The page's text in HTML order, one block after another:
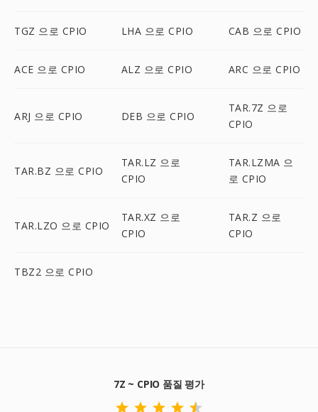
TGZ 으로 CPIO LHA 으로 CPIO CAB 으로 CPIO
ACE 으로 CPIO ALZ 으로 CPIO ARC 으로 CPIO
ARJ 으로 CPIO DEB 으로 CPIO
TAR.7Z 으로
CPIO
TAR.BZ 으로 CPIO
TAR.LZ 으로
CPIO
TAR.LZMA 으
로 CPIO
TAR.LZO 으로 CPIO
TAR.XZ 으로
CPIO
TAR.Z 으로
CPIO
TBZ2 으로 CPIO
7Z ~ CPIO 품질 평가